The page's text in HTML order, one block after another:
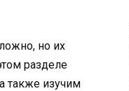
но их
разделе
также изучим